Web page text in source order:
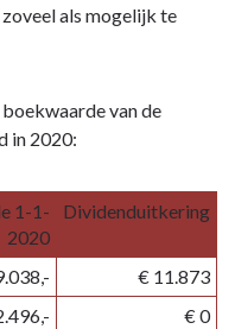
als mogelijk te
van de
in 2020:
1-1-
2020
Dividenduitkering
€ 11.873
€ 0